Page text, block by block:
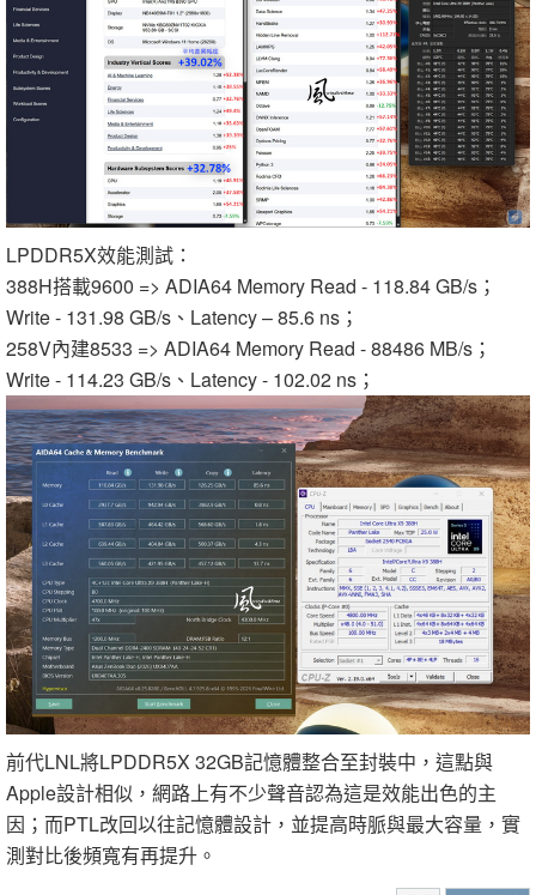
LPDDR5X效能測試：
388H搭載9600 => ADIA64 Memory Read - 118.84 GB/s；
Write - 131.98 GB/s、Latency – 85.6 ns；
258V內建8533 => ADIA64 Memory Read - 88486 MB/s；
Write - 114.23 GB/s、Latency - 102.02 ns；
前代LNL將LPDDR5X 32GB記憶體整合至封裝中，這點與
Apple設計相似，網路上有不少聲音認為這是效能出色的主
因；而PTL改回以往記憶體設計，並提高時脈與最大容量，實
測對比後頻寬有再提升。